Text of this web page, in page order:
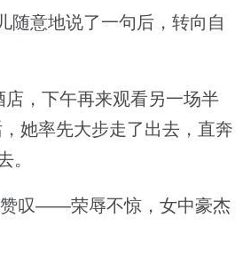
随意地说了一句后，转向自
，下午再来观看另一场半
她率先大步走了出去，直奔
。
叹——荣辱不惊，女中豪杰